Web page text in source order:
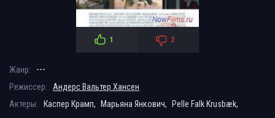
1 2
Жанр: ---
Режиссер:
Андерс Вальтер Хансен
Актеры:
Каспер Крамп, Марьяна Янкович, Pelle Falk Krusbæk,